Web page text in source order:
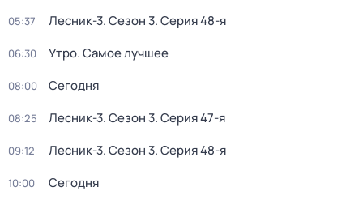
05:37 Лесник-3. Сезон 3. Серия 48-я
06:30 Утро. Самое лучшее
08:00 Сегодня
08:25 Лесник-3. Сезон 3. Серия 47-я
09:12 Лесник-3. Сезон 3. Серия 48-я
10:00 Сегодня